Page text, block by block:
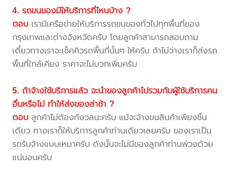
4. รถขนของมีให้บริการที่ไหนบ้าง ?
ตอบ เรามีเครือข่ายให้บริการรถขนของทั่วไปทุกพื้นที่ของ
กรุงเทพและต่างจังหวัดครับ โดยลูกค้าสามารถสอบถาม
เดี๋ยวทางเราจะเช็คคิวรถพื้นที่นั้นๆ ให้ครับ ถ้าไม่ว่างเราก็ส่งรถ
พื้นที่ใกล้เคียง ราคาจะไม่บวกเพิ่มครับ
5. ถ้าจ้างใช้บริการแล้ว จะนำของลูกค้าไปรวมกับผู้ใช้บริการคน
อื่นหรือไม่ ทำให้ส่งของล่าช้า ?
ตอบ ลูกค้าไม่ต้องกังวลนะครับ แม้จะจ้างขนสินค้าเพียงชิ้น
เดียว ทางเราก็ให้บริการลูกค้าท่านเดียวเลยครับ ของเราเป็น
รถรับจ้างแบบเหมาครับ ดังนั้นจะไม่มีของลูกค้าท่านพ่วงด้วย
แน่นอนครับ